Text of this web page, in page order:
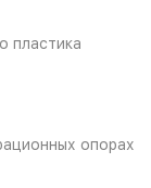
пластика
опорах